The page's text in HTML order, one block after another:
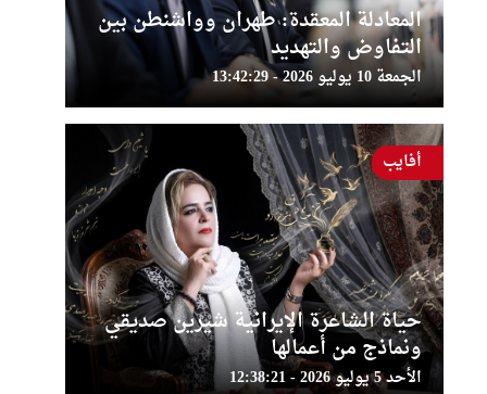
المعادلة المعقدة: طهران وواشنطن بين
التفاوض والتهديد
الجمعة 10 يوليو 2026 - 13:42:29
حياة الشاعرة الإيرانية شيرين صديقي
ونماذج من أعمالها
الأحد 5 يوليو 2026 - 12:38:21
أفايب